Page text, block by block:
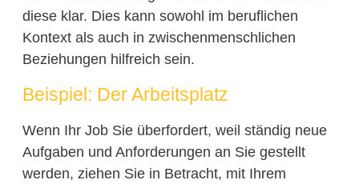
diese klar. Dies kann sowohl im beruflichen
Kontext als auch in zwischenmenschlichen
Beziehungen hilfreich sein.
Beispiel: Der Arbeitsplatz
Wenn Ihr Job Sie überfordert, weil ständig neue
Aufgaben und Anforderungen an Sie gestellt
werden, ziehen Sie in Betracht, mit Ihrem